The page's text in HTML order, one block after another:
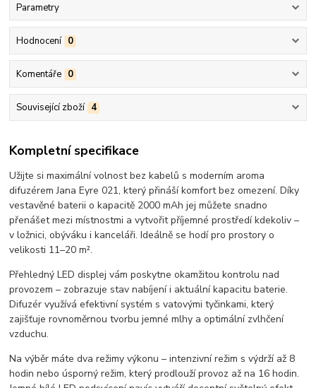
Parametry
Hodnocení 0
Komentáře 0
Související zboží 4
Kompletní specifikace
Užijte si maximální volnost bez kabelů s moderním aroma
difuzérem Jana Eyre 021, který přináší komfort bez omezení. Díky
vestavěné baterii o kapacitě 2000 mAh jej můžete snadno
přenášet mezi místnostmi a vytvořit příjemné prostředí kdekoliv –
v ložnici, obýváku i kanceláři. Ideálně se hodí pro prostory o
velikosti 11–20 m².
Přehledný LED displej vám poskytne okamžitou kontrolu nad
provozem – zobrazuje stav nabíjení i aktuální kapacitu baterie.
Difuzér využívá efektivní systém s vatovými tyčinkami, který
zajišťuje rovnoměrnou tvorbu jemné mlhy a optimální zvlhčení
vzduchu.
Na výběr máte dva režimy výkonu – intenzivní režim s výdrží až 8
hodin nebo úsporný režim, který prodlouží provoz až na 16 hodin.